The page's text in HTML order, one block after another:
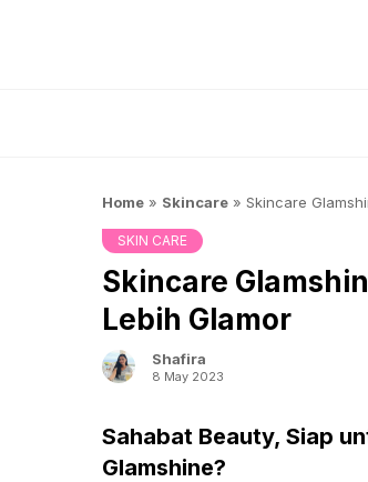
Home » Skincare » Skincare
SKIN CARE
Skincare
Lebih Glamor
Shafira
8 May 2023
Sahabat Beauty, Siap
Glamshine?